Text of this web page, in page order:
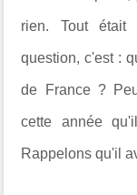
rien. Tout était
question, c'est :
de France ?
cette année
Rappelons qu'il